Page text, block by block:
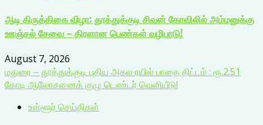
ஆடி கிருத்திகை விழா: தூத்துக்குடி சிவன் கோவிலில் அம்மனுக்கு
ஊஞ்சல் சேவை – திரளான பெண்கள் வழிபாடு!
August 7, 2026
மதுரை – தூத்துக்குடி புதிய அகல ரயில் பாதை திட்டம் : ரூ.2.51
கோடி ஆலோசனைக் குழு டெண்டர் வெளியீடு!
உள்ளூர் செய்திகள்